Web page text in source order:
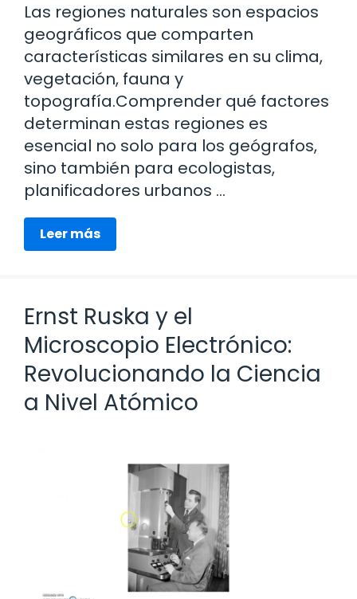
Las regiones naturales son espacios
geográficos que comparten
características similares en su clima,
vegetación, fauna y
topografía.Comprender qué factores
determinan estas regiones es
esencial no solo para los geógrafos,
sino también para ecologistas,
planificadores urbanos …
Leer más
Ernst Ruska y el
Microscopio Electrónico:
Revolucionando la Ciencia
a Nivel Atómico